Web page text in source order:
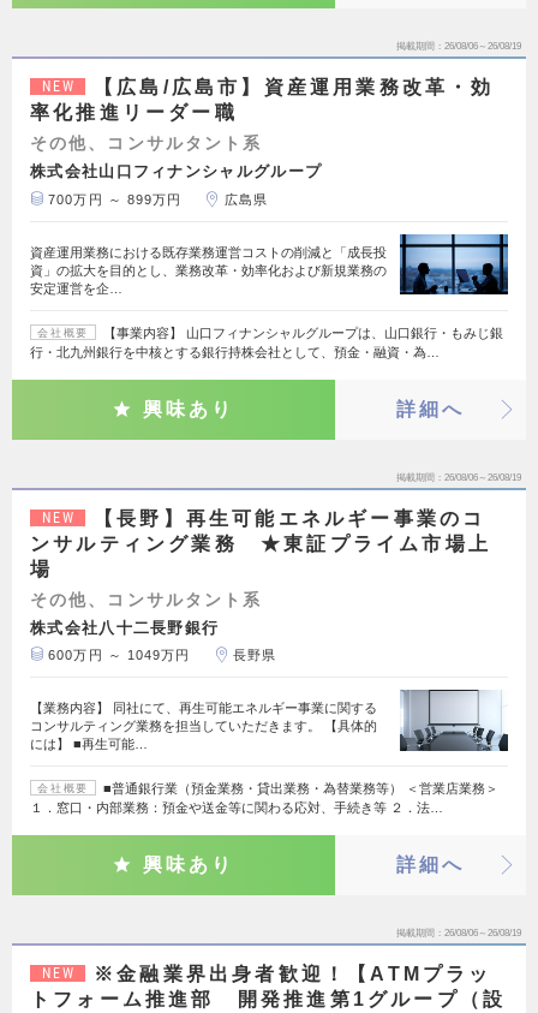
掲載期間 26/08/06～26/08/19
NEW
【広島/広島市】資産運用業務改革・効
率化推進リーダー職
その他、コンサルタント系
株式会社山口フィナンシャルグループ
700万円 ～ 899万円 広島県
資産運用業務における既存業務運営コストの削減と「成長投
資」の拡大を目的とし、業務改革・効率化および新規業務の
安定運営を企…
会社概要
【事業内容】 山口フィナンシャルグループは、山口銀行・もみじ銀
行・北九州銀行を中核とする銀行持株会社として、預金・融資・為…
興味あり 詳細へ
掲載期間 26/08/06～26/08/19
NEW
【長野】再生可能エネルギー事業のコ
ンサルティング業務 ★東証プライム市場上
場
その他、コンサルタント系
株式会社八十二長野銀行
600万円 ～ 1049万円 長野県
【業務内容】 同社にて、再生可能エネルギー事業に関する
コンサルティング業務を担当していただきます。 【具体的
には】 ■再生可能…
会社概要
■普通銀行業（預金業務・貸出業務・為替業務等） ＜営業店業務＞
１．窓口・内部業務：預金や送金等に関わる応対、手続き等 ２．法…
興味あり 詳細へ
掲載期間 26/08/06～26/08/19
NEW
※金融業界出身者歓迎！【ATMプラッ
トフォーム推進部 開発推進第1グループ（設